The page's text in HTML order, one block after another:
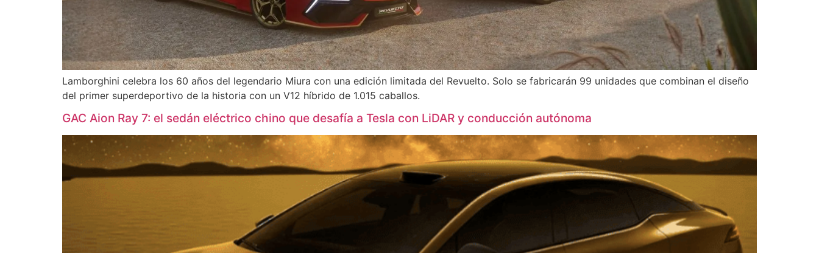
Lamborghini celebra los 60 años del legendario Miura con una edición limitada del Revuelto. Solo se fabricarán 99 unidades que combinan el diseño
del primer superdeportivo de la historia con un V12 híbrido de 1.015 caballos.
GAC Aion Ray 7: el sedán eléctrico chino que desafía a Tesla con LiDAR y conducción autónoma